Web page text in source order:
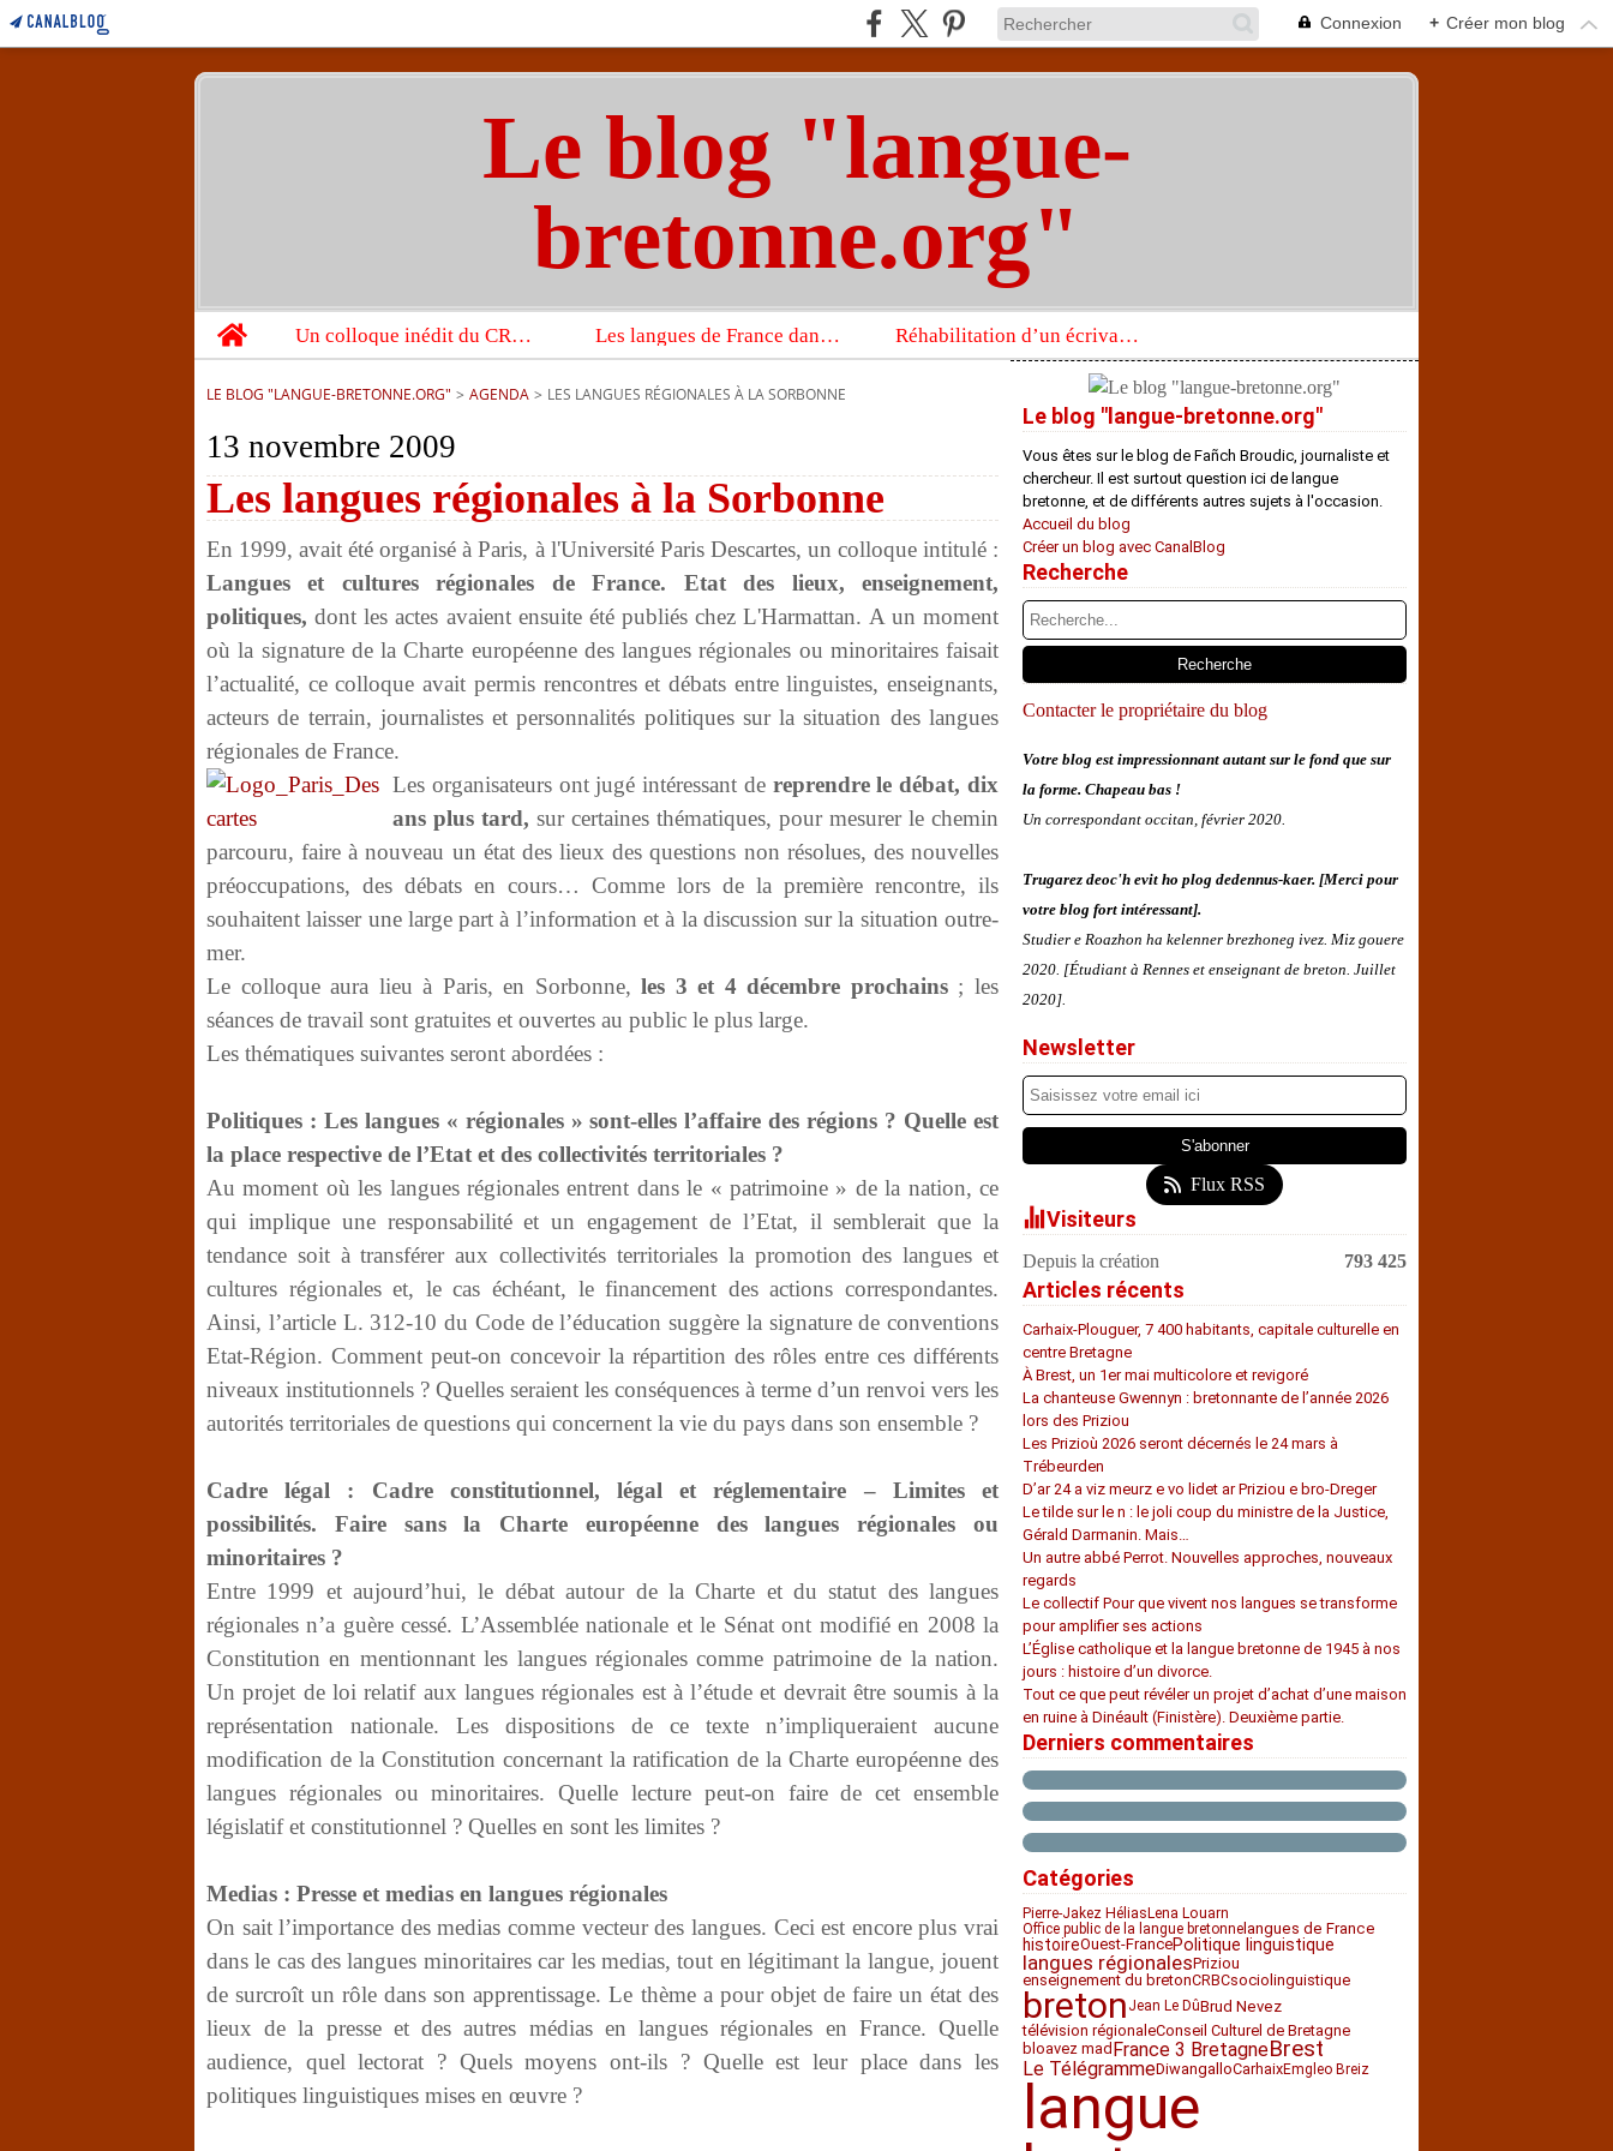
Connexion + Créer mon blog
Le blog "langue-
bretonne.org"
Home
Un colloque inédit du CRBC sur les victimes de l’année 1944 Les langues de France dans un imposant ouvrage sur la langue française que publient les Presses universitaires d’Oxford Réhabilitation d’un écrivain de langue bretonne aujourd’hui mal connu et méconnu
LE BLOG "LANGUE-BRETONNE.ORG" > AGENDA > LES LANGUES RÉGIONALES À LA SORBONNE
13 novembre 2009
Les langues régionales à la Sorbonne
En 1999, avait été organisé à Paris, à l'Université Paris Descartes, un colloque intitulé :
Langues et cultures régionales de France. Etat des lieux, enseignement,
politiques, dont les actes avaient ensuite été publiés chez L'Harmattan. A un moment
où la signature de la Charte européenne des langues régionales ou minoritaires faisait
l’actualité, ce colloque avait permis rencontres et débats entre linguistes, enseignants,
acteurs de terrain, journalistes et personnalités politiques sur la situation des langues
régionales de France.
Les organisateurs ont jugé intéressant de reprendre le débat, dix
ans plus tard, sur certaines thématiques, pour mesurer le chemin
parcouru, faire à nouveau un état des lieux des questions non résolues, des nouvelles
préoccupations, des débats en cours… Comme lors de la première rencontre, ils
souhaitent laisser une large part à l’information et à la discussion sur la situation outre-
mer.
Le colloque aura lieu à Paris, en Sorbonne,les 3 et 4 décembre prochains; les
séances de travail sont gratuites et ouvertes au public le plus large.
Les thématiques suivantes seront abordées :
Politiques : Les langues « régionales » sont-elles l’affaire des régions ? Quelle est
la place respective de l’Etat et des collectivités territoriales ?
Au moment où les langues régionales entrent dans le « patrimoine » de la nation, ce
qui implique une responsabilité et un engagement de l’Etat, il semblerait que la
tendance soit à transférer aux collectivités territoriales la promotion des langues et
cultures régionales et, le cas échéant, le financement des actions correspondantes.
Ainsi, l’article L. 312-10 du Code de l’éducation suggère la signature de conventions
Etat-Région. Comment peut-on concevoir la répartition des rôles entre ces différents
niveaux institutionnels ? Quelles seraient les conséquences à terme d’un renvoi vers les
autorités territoriales de questions qui concernent la vie du pays dans son ensemble ?
Cadre légal : Cadre constitutionnel, légal et réglementaire – Limites et
possibilités. Faire sans la Charte européenne des langues régionales ou
minoritaires ?
Entre 1999 et aujourd’hui, le débat autour de la Charte et du statut des langues
régionales n’a guère cessé. L’Assemblée nationale et le Sénat ont modifié en 2008 la
Constitution en mentionnant les langues régionales comme patrimoine de la nation.
Un projet de loi relatif aux langues régionales est à l’étude et devrait être soumis à la
représentation nationale. Les dispositions de ce texte n’impliqueraient aucune
modification de la Constitution concernant la ratification de la Charte européenne des
langues régionales ou minoritaires. Quelle lecture peut-on faire de cet ensemble
législatif et constitutionnel ? Quelles en sont les limites ?
Medias : Presse et medias en langues régionales
On sait l’importance des medias comme vecteur des langues. Ceci est encore plus vrai
dans le cas des langues minoritaires car les medias, tout en légitimant la langue, jouent
de surcroît un rôle dans son apprentissage. Le thème a pour objet de faire un état des
lieux de la presse et des autres médias en langues régionales en France. Quelle
audience, quel lectorat ? Quels moyens ont-ils ? Quelle est leur place dans les
politiques linguistiques mises en œuvre ?
Le blog "langue-bretonne.org"
Vous êtes sur le blog de Fañch Broudic, journaliste et
chercheur. Il est surtout question ici de langue
bretonne, et de différents autres sujets à l'occasion.
Accueil du blog
Créer un blog avec CanalBlog
Recherche
Contacter le propriétaire du blog
Votre blog est impressionnant autant sur le fond que sur
la forme. Chapeau bas !
Un correspondant occitan, février 2020.
Trugarez deoc'h evit ho plog dedennus-kaer. [Merci pour
votre blog fort intéressant].
Studier e Roazhon ha kelenner brezhoneg ivez. Miz gouere
2020. [Étudiant à Rennes et enseignant de breton. Juillet
2020].
Newsletter
Flux RSS
Visiteurs
Depuis la création 793 425
Articles récents
Carhaix-Plouguer, 7 400 habitants, capitale culturelle en
centre Bretagne
À Brest, un 1er mai multicolore et revigoré
La chanteuse Gwennyn : bretonnante de l’année 2026
lors des Priziou
Les Prizioù 2026 seront décernés le 24 mars à
Trébeurden
D’ar 24 a viz meurz e vo lidet ar Priziou e bro-Dreger
Le tilde sur le n : le joli coup du ministre de la Justice,
Gérald Darmanin. Mais…
Un autre abbé Perrot. Nouvelles approches, nouveaux
regards
Le collectif Pour que vivent nos langues se transforme
pour amplifier ses actions
L’Église catholique et la langue bretonne de 1945 à nos
jours : histoire d’un divorce.
Tout ce que peut révéler un projet d’achat d’une maison
en ruine à Dinéault (Finistère). Deuxième partie.
Derniers commentaires
Catégories
Pierre-Jakez Hélias Lena Louarn
Office public de la langue bretonne langues de France
histoireOuest-FrancePolitique linguistique
langues régionalesPriziou
enseignement du bretonCRBCsociolinguistique
breton Jean Le DûBrud Nevez
télévision régionaleConseil Culturel de Bretagne
bloavez mad France 3 BretagneBrest
Le TélégrammeDiwangalloCarhaixEmgleo Breiz
langue